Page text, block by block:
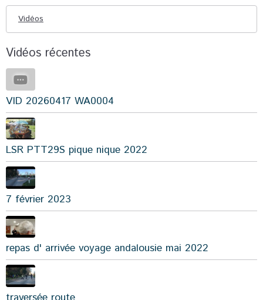
Vidéos
Vidéos récentes
VID 20260417 WA0004
LSR PTT29S pique nique 2022
7 février 2023
repas d' arrivée voyage andalousie mai 2022